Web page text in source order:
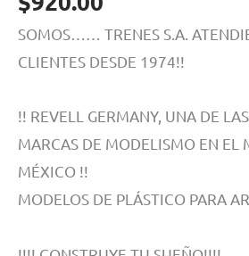
SOMOS…… TRENES S.A.
CLIENTES DESDE 1974!!
!! REVELL GERMANY, UNA DE
MARCAS DE MODELISMO EN EL
MÉXICO !!
MODELOS DE PLÁSTICO PARA